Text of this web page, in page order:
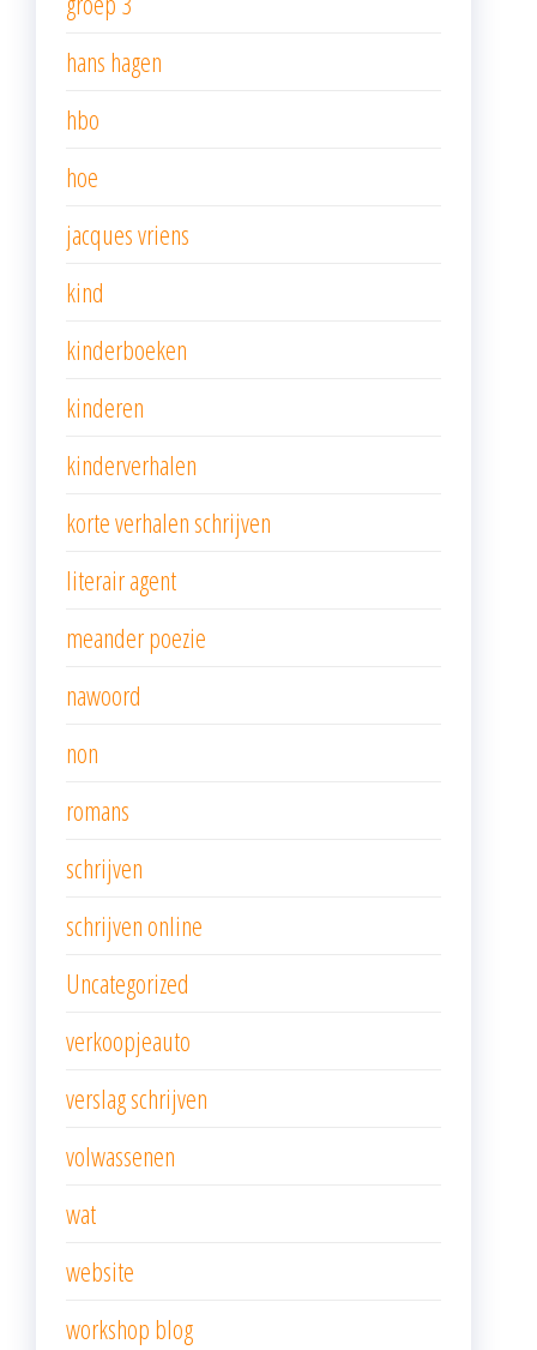
hans hagen
hbo
hoe
jacques vriens
kind
kinderboeken
kinderen
kinderverhalen
korte verhalen schrijven
literair agent
meander poezie
nawoord
non
romans
schrijven
schrijven online
Uncategorized
verkoopjeauto
verslag schrijven
volwassenen
wat
website
workshop blog